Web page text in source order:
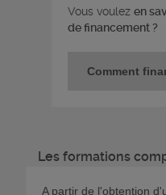
Vous voulez en
de financement ?
Comment
Les formations
A partir de l'obtention